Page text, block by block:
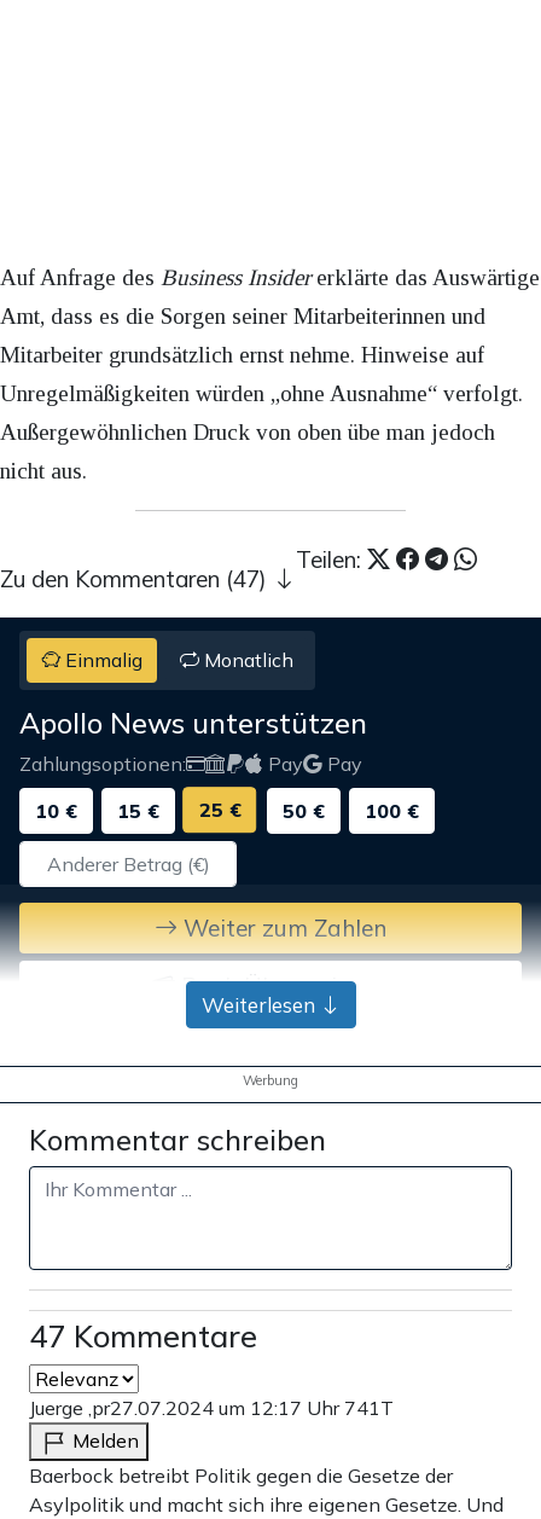
Auf Anfrage des Business Insidererklärte das Auswärtige
Amt, dass es die Sorgen seiner Mitarbeiterinnen und
Mitarbeiter grundsätzlich ernst nehme. Hinweise auf
Unregelmäßigkeiten würden „ohne Ausnahme“ verfolgt.
Außergewöhnlichen Druck von oben übe man jedoch
nicht aus.
Teilen:
Zu den Kommentaren (47)
Einmalig Monatlich
Apollo News unterstützen
Zahlungsoptionen: Pay
Pay
10 €
15 € 25 € 50 € 100 €
Weiter zum Zahlen
Bank-Überweisung
Weiterlesen
Werbung
Kommentar schreiben
47 Kommentare
Juerge ,pr27.07.2024 um 12:17 Uhr 741T
Melden
Baerbock betreibt Politik gegen die Gesetze der
Asylpolitik und macht sich ihre eigenen Gesetze. Und